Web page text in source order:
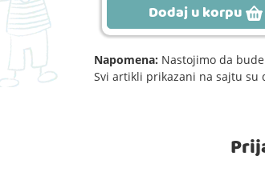
Dodaj u korpu
Napomena: Nastojimo da
Svi artikli prikazani na sajtu su